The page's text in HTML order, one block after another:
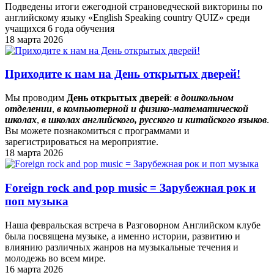
Подведены итоги ежегодной страноведческой викторины по
английскому языку «English Speaking country QUIZ» среди
учащихся 6 года обучения
18 марта 2026
Приходите к нам на День открытых дверей!
Мы проводим День открытых дверей: в дошкольном
отделении, в компьютерной и физико-математической
школах, в школах английского, русского и китайского языков.
Вы можете познакомиться с программами и
зарегистрироваться на мероприятие.
18 марта 2026
Foreign rock and pop music = Зарубежная рок и
поп музыка
Наша февральская встреча в Разговорном Английском клубе
была посвящена музыке, а именно истории, развитию и
влиянию различных жанров на музыкальные течения и
молодежь во всем мире.
16 марта 2026